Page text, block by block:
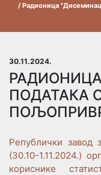
/ Радионица
30.11.2024.
ПОДАТАКА
Републички завод
(30.10-1.11.2024.)
кориснике